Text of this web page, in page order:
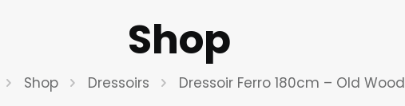
Shop
Shop Dressoirs Dressoir Ferro 180cm – Old Wood